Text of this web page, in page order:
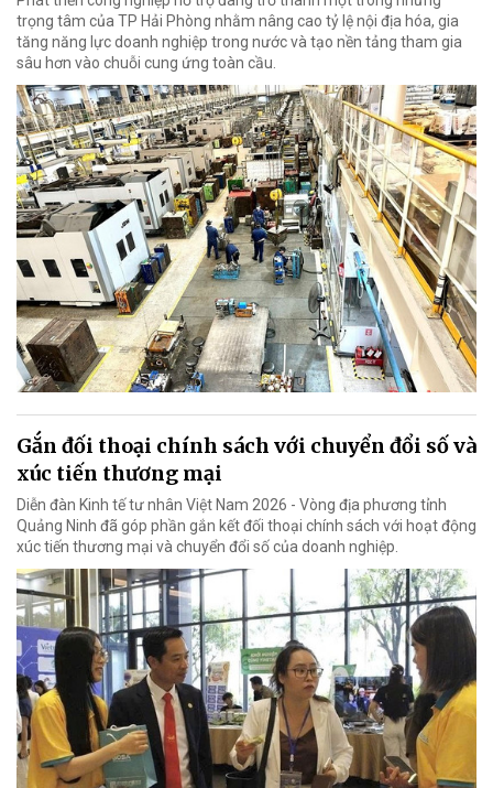
trọng tâm của TP Hải Phòng nhằm nâng cao tỷ lệ nội địa hóa, gia
tăng năng lực doanh nghiệp trong nước và tạo nền tảng tham gia
sâu hơn vào chuỗi cung ứng toàn cầu.
Gắn đối thoại chính sách với chuyển đổi số và
xúc tiến thương mại
Diễn đàn Kinh tế tư nhân Việt Nam 2026 - Vòng địa phương tỉnh
Quảng Ninh đã góp phần gắn kết đối thoại chính sách với hoạt động
xúc tiến thương mại và chuyển đổi số của doanh nghiệp.